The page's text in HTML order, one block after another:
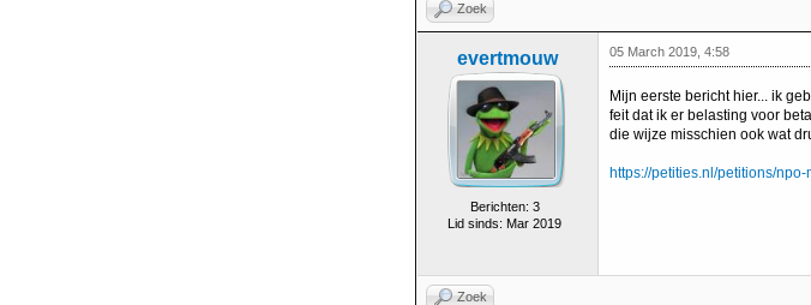
Zoek
evertmouw
Berichten: 3
Lid sinds: Mar 2019
05 March 2019, 4:58
Mijn eerste bericht hier... ik
feit dat ik er belasting voor
die wijze misschien ook wat
https://petities.nl/petitions/
Zoek